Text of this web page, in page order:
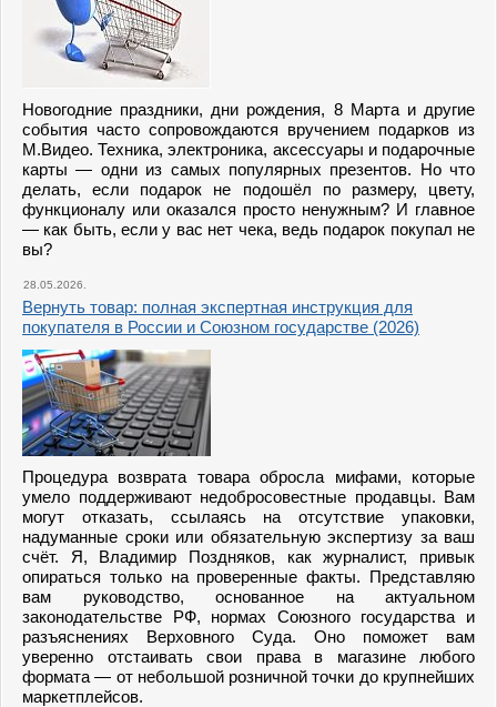
Новогодние праздники, дни рождения, 8 Марта и другие
события часто сопровождаются вручением подарков из
М.Видео. Техника, электроника, аксессуары и подарочные
карты — одни из самых популярных презентов. Но что
делать, если подарок не подошёл по размеру, цвету,
функционалу или оказался просто ненужным? И главное
— как быть, если у вас нет чека, ведь подарок покупал не
вы?
28.05.2026.
Вернуть товар: полная экспертная инструкция для
покупателя в России и Союзном государстве (2026)
Процедура возврата товара обросла мифами, которые
умело поддерживают недобросовестные продавцы. Вам
могут отказать, ссылаясь на отсутствие упаковки,
надуманные сроки или обязательную экспертизу за ваш
счёт. Я, Владимир Поздняков, как журналист, привык
опираться только на проверенные факты. Представляю
вам руководство, основанное на актуальном
законодательстве РФ, нормах Союзного государства и
разъяснениях Верховного Суда. Оно поможет вам
уверенно отстаивать свои права в магазине любого
формата — от небольшой розничной точки до крупнейших
маркетплейсов.